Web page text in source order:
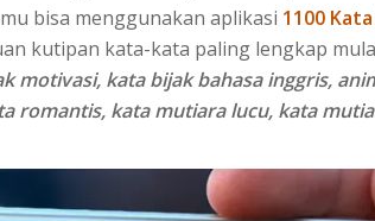
bisa menggunakan aplikasi 1100
kutipan kata-kata paling lengkap
motivasi, kata bijak bahasa inggris,
romantis, kata mutiara lucu, kata